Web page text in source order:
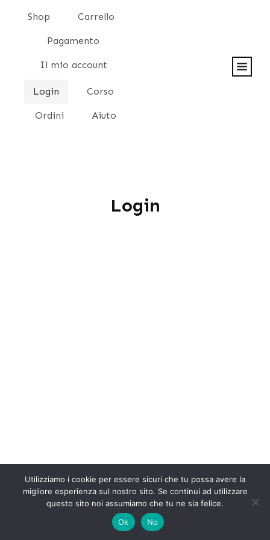
Shop Carrello
Pagamento
Il mio account
Login Corso
Ordini Aiuto
Login
Copyright2026 Accademia per investitori
Privacy policy
Utilizziamo i cookie per essere sicuri che tu possa avere la
migliore esperienza sul nostro sito. Se continui ad utilizzare
questo sito noi assumiamo che tu ne sia felice.
Ok
No